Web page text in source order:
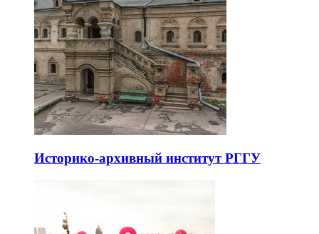
Историко-архивный институт РГГУ